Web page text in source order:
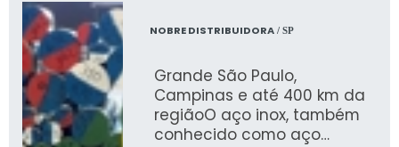
NOBRE DISTRIBUIDORA/ SP
Grande São Paulo,
Campinas e até 400 km da
regiãoO aço inox, também
conhecido como aço